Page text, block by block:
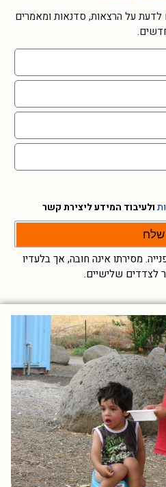
לדעת על הרצאות, סדנאות ומאמרים
ולעיבוד המידע ליצירת קשר
שלח
מסירתו אינה חובה, אך בלעדיו
לצדדים שלישיים.